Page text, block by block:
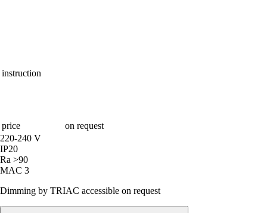
instruction
price
on request
220-240 V
IP20
Ra >90
MAC 3
Dimming by TRIAC accessible on request